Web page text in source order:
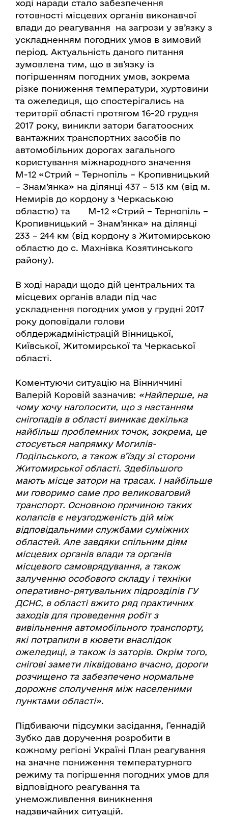
ході наради стало забезпечення
готовності місцевих органів виконавчої
влади до реагування на загрози у зв’язку з
ускладненням погодних умов в зимовий
період. Актуальність даного питання
зумовлена тим, що в зв’язку із
погіршенням погодних умов, зокрема
різке пониження температури, хуртовини
та ожеледиця, що спостерігались на
території області протягом 16-20 грудня
2017 року, виникли затори багатоосних
вантажних транспортних засобів по
автомобільних дорогах загального
користування міжнародного значення
М-12 «Стрий – Тернопіль – Кропивницький
– Знам’янка» на ділянці 437 – 513 км (від м.
Немирів до кордону з Черкаською
областю) та М-12 «Стрий – Тернопіль –
Кропивницький – Знам’янка» на ділянці
233 – 244 км (від кордону з Житомирською
областю до с. Махнівка Козятинського
району).
В ході наради щодо дій центральних та
місцевих органів влади під час
ускладнення погодних умов у грудні 2017
року доповідали голови
облдержадміністрацій Вінницької,
Київської, Житомирської та Черкаської
області.
Коментуючи ситуацію на Вінниччині
Валерій Коровій зазначив: «Найперше, на
чому хочу наголосити, що з настанням
снігопадів в області виникає декілька
найбільш проблемних точок, зокрема, це
стосується напрямку Могилів-
Подільського, а також в’їзду зі сторони
Житомирської області. Здебільшого
мають місце затори на трасах. І найбільше
ми говоримо саме про великоваговий
транспорт. Основною причиною таких
колапсів є неузгодженість дій між
відповідальними службами суміжних
областей. Але завдяки спільним діям
місцевих органів влади та органів
місцевого самоврядування, а також
залученню особового складу і техніки
оперативно-рятувальних підрозділів ГУ
ДСНС, в області вжито ряд практичних
заходів для проведення робіт з
вивільнення автомобільного транспорту,
які потрапили в кювети внаслідок
ожеледиці, а також із заторів. Окрім того,
снігові замети ліквідовано вчасно, дороги
розчищено та забезпечено нормальне
дорожнє сполучення між населеними
пунктами області».
Підбиваючи підсумки засідання, Геннадій
Зубко дав доручення розробити в
кожному регіоні Україні План реагування
на значне пониження температурного
режиму та погіршення погодних умов для
відповідного реагування та
унеможливлення виникнення
надзвичайних ситуацій.